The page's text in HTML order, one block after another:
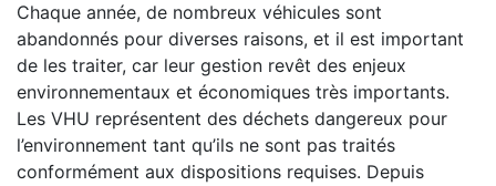
Chaque année, de nombreux véhicules sont
abandonnés pour diverses raisons, et il est important
de les traiter, car leur gestion revêt des enjeux
environnementaux et économiques très importants.
Les VHU représentent des déchets dangereux pour
l’environnement tant qu’ils ne sont pas traités
conformément aux dispositions requises. Depuis